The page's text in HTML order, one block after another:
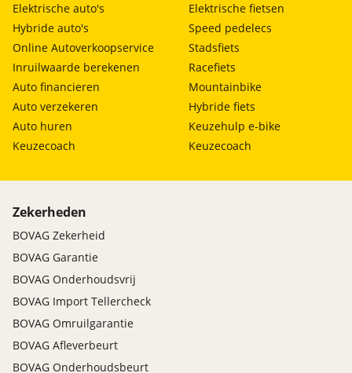
Laadtijd minimaal
0 uur, 28 minuten
Laadsnelheid maximaal
snelladen
660 km/u
Elektrische auto's
Hybride auto's
Online Autoverkoopservice
Inruilwaarde berekenen
Auto financieren
Auto verzekeren
Auto huren
Keuzecoach
Elektrische fietsen
Speed pedelecs
Stadsfiets
Racefiets
Mountainbike
Hybride fiets
Keuzehulp e-bike
Keuzecoach
Zekerheden
BOVAG Zekerheid
BOVAG Garantie
BOVAG Onderhoudsvrij
BOVAG Import Tellercheck
BOVAG Omruilgarantie
BOVAG Afleverbeurt
BOVAG Onderhoudsbeurt